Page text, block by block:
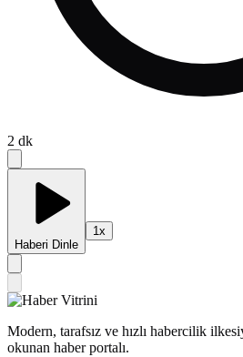
2 dk
Haberi Dinle
1x
Modern, tarafsız ve hızlı habercilik
okunan haber portalı.